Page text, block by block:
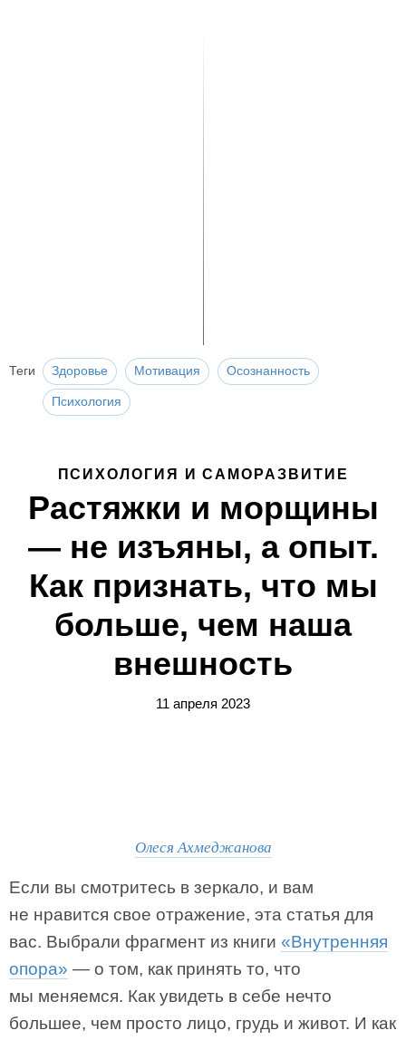
Теги Здоровье Мотивация Осознанность
Психология
ПСИХОЛОГИЯ И САМОРАЗВИТИЕ
Растяжки и морщины
— не изъяны, а опыт.
Как признать, что мы
больше, чем наша
внешность
11 апреля 2023
Олеся Ахмеджанова
Если вы смотритесь в зеркало, и вам
не нравится свое отражение, эта статья для
вас. Выбрали фрагмент из книги «Внутренняя
опора» — о том, как принять то, что
мы меняемся. Как увидеть в себе нечто
большее, чем просто лицо, грудь и живот. И как